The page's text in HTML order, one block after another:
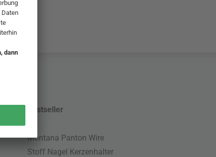
Bestseller
Montana Panton Wire
Stoff Nagel Kerzenhalter